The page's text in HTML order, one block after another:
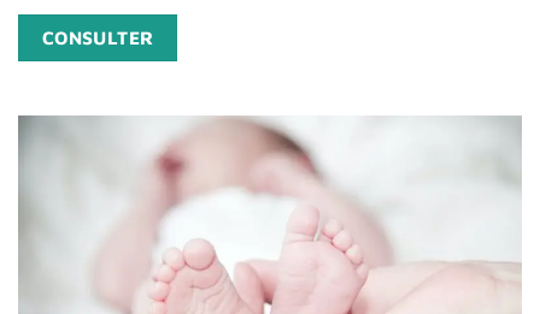
CONSULTER